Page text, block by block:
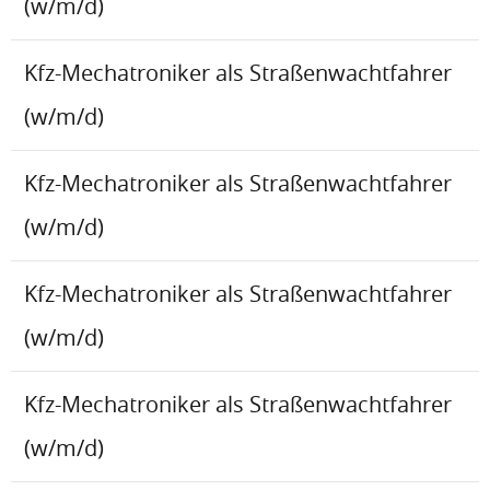
(w/m/d)
Kfz-Mechatroniker als Straßenwachtfahrer
(w/m/d)
Kfz-Mechatroniker als Straßenwachtfahrer
(w/m/d)
Kfz-Mechatroniker als Straßenwachtfahrer
(w/m/d)
Kfz-Mechatroniker als Straßenwachtfahrer
(w/m/d)